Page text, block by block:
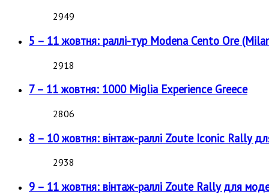
2949
5 – 11 жовтня: раллі-тур Modena Cento Ore
2918
7 – 11 жовтня: 1000 Miglia Experience Greece
2806
8 – 10 жовтня: вінтаж-раллі Zoute Iconic Rally
2938
9 – 11 жовтня: вінтаж-раллі Zoute Rally для